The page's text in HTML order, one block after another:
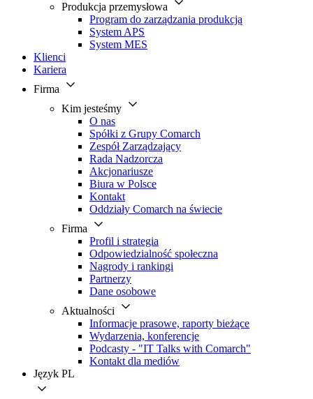
Produkcja przemysłowa
Program do zarządzania produkcją
System APS
System MES
Klienci
Kariera
Firma
Kim jesteśmy
O nas
Spółki z Grupy Comarch
Zespół Zarządzający
Rada Nadzorcza
Akcjonariusze
Biura w Polsce
Kontakt
Oddziały Comarch na świecie
Firma
Profil i strategia
Odpowiedzialność społeczna
Nagrody i rankingi
Partnerzy
Dane osobowe
Aktualności
Informacje prasowe, raporty bieżące
Wydarzenia, konferencje
Podcasty - "IT Talks with Comarch"
Kontakt dla mediów
Język PL